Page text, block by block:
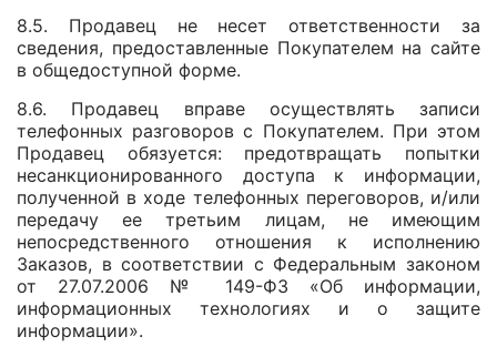
8.5. Продавец не несет ответственности за
сведения, предоставленные Покупателем на сайте
в общедоступной форме.
8.6. Продавец вправе осуществлять записи
телефонных разговоров с Покупателем. При этом
Продавец обязуется: предотвращать попытки
несанкционированного доступа к информации,
полученной в ходе телефонных переговоров, и/или
передачу ее третьим лицам, не имеющим
непосредственного отношения к исполнению
Заказов, в соответствии с Федеральным законом
от 27.07.2006 № 149-ФЗ «Об информации,
информационных технологиях и о защите
информации».